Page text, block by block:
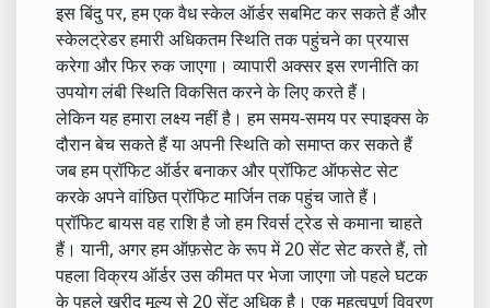
इस बिंदु पर, हम एक वैध स्केल ऑर्डर सबमिट कर सकते हैं और
स्केलट्रेडर हमारी अधिकतम स्थिति तक पहुंचने का प्रयास
करेगा और फिर रुक जाएगा। व्यापारी अक्सर इस रणनीति का
उपयोग लंबी स्थिति विकसित करने के लिए करते हैं।
लेकिन यह हमारा लक्ष्य नहीं है। हम समय-समय पर स्पाइक्स के
दौरान बेच सकते हैं या अपनी स्थिति को समाप्त कर सकते हैं
जब हम प्रॉफिट ऑर्डर बनाकर और प्रॉफिट ऑफसेट सेट
करके अपने वांछित प्रॉफिट मार्जिन तक पहुंच जाते हैं।
प्रॉफिट बायस वह राशि है जो हम रिवर्स ट्रेड से कमाना चाहते
हैं। यानी, अगर हम ऑफ़सेट के रूप में 20 सेंट सेट करते हैं, तो
पहला विक्रय ऑर्डर उस कीमत पर भेजा जाएगा जो पहले घटक
के पहले खरीद मूल्य से 20 सेंट अधिक है। एक महत्वपूर्ण विवरण